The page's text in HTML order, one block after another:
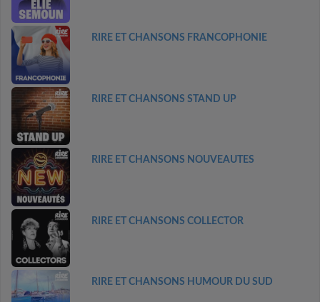
RIRE ET CHANSONS FRANCOPHONIE
RIRE ET CHANSONS STAND UP
RIRE ET CHANSONS NOUVEAUTES
RIRE ET CHANSONS COLLECTOR
RIRE ET CHANSONS HUMOUR DU SUD